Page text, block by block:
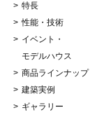
特長
性能・技術
イベント・
モデルハウス
商品ラインナップ
建築実例
ギャラリー